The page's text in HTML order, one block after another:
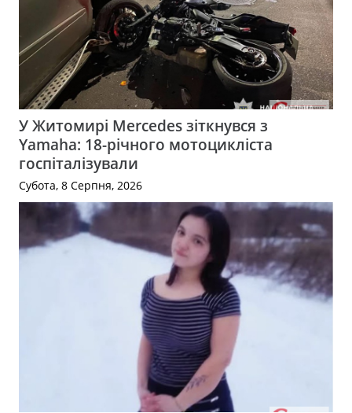
У Житомирі Mercedes зіткнувся з
Yamaha: 18-річного мотоцикліста
госпіталізували
Субота, 8 Серпня, 2026